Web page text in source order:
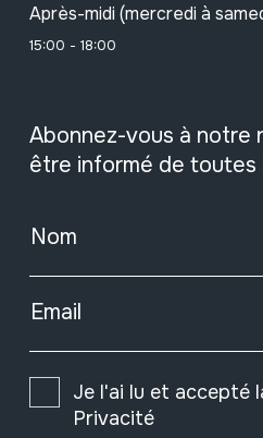
Après-midi (mercredi à
15:00 - 18:00
Abonnez-vous à notre
être informé de toutes
Nom
Email
Je l'ai lu et accepté
Privacité